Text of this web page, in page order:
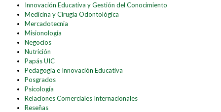
Innovación Educativa y Gestión del Conocimiento
Medicina y Cirugía Odontológica
Mercadotecnia
Misionología
Negocios
Nutrición
Papás UIC
Pedagogía e Innovación Educativa
Posgrados
Psicología
Relaciones Comerciales Internacionales
Reseñas